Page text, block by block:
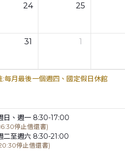
24 25
31 1
每月最後一個週四、國定假日休館
日、週一 8:30-17:00
停止借還書)
二至週六 8:30-21:00
停止借還書)